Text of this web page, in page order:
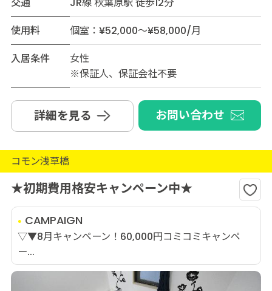
交通
JR線 秋葉原駅 徒歩12分
使用料
個室：¥52,000～¥58,000/月
入居条件
女性
※保証人、保証会社不要
詳細を見る お問い合わせ
コモン浅草橋
★初期費用格安キャンペーン中★
CAMPAIGN
▽▼8月キャンペーン！60,000円コミコミキャンペ
ー...